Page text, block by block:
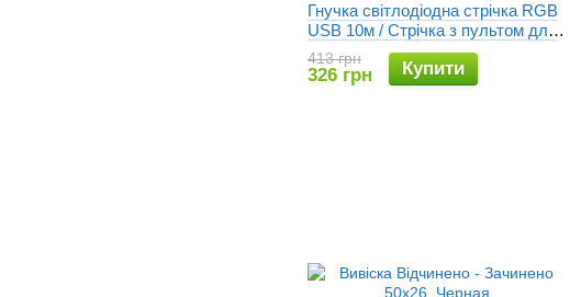
Гнучка світлодіодна стрічка RGB
USB 10м / Стрічка з пультом для
підсвічування телевізора,
монітора, меблів / LED стрічка від
павербанку
413 грн
326 грн Купити